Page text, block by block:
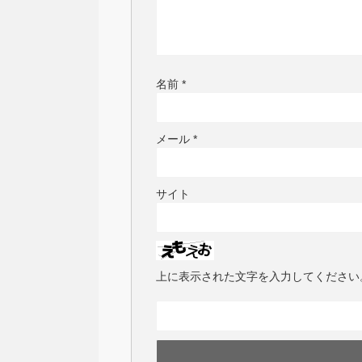
名前 *
メール *
サイト
上に表示された文字を入力してください